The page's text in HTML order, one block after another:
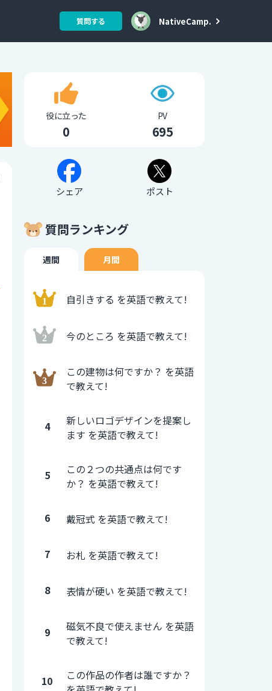
質問する NativeCamp.
役に立った
0
PV
695
シェア ポスト
質問ランキング
週間 月間
自引きする を英語で教えて!
今のところ を英語で教えて!
この建物は何ですか？ を英語
で教えて!
4
新しいロゴデザインを提案し
ます を英語で教えて!
5
この２つの共通点は何です
か？ を英語で教えて!
6 戴冠式 を英語で教えて!
7 お札 を英語で教えて!
8 表情が硬い を英語で教えて!
9
磁気不良で使えません を英語
で教えて!
10
この作品の作者は誰ですか？